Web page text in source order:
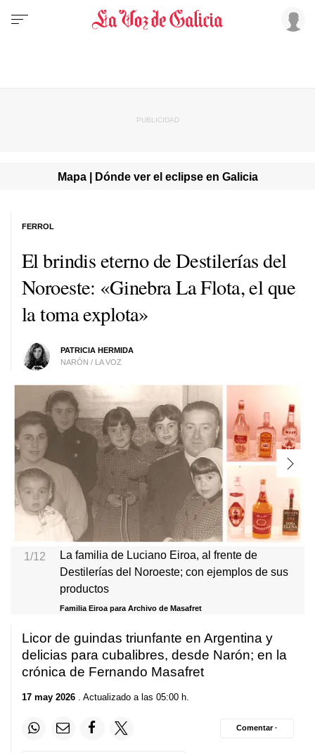
Mapa | Dónde ver el eclipse en Galicia
El brindis eterno de Destilerías del
Noroeste: «Ginebra La Flota, el que
la toma explota»
PATRICIA HERMIDA
NARÓN / LA VOZ
FERROL
1/12
La familia de Luciano Eiroa, al frente de
Destilerías del Noroeste; con ejemplos de sus
productos
Familia Eiroa para Archivo de Masafret
Licor de guindas triunfante en Argentina y
delicias para cubalibres, desde Narón; en la
crónica de Fernando Masafret
17 may 2026 . Actualizado a las 05:00 h.
Comentar ·